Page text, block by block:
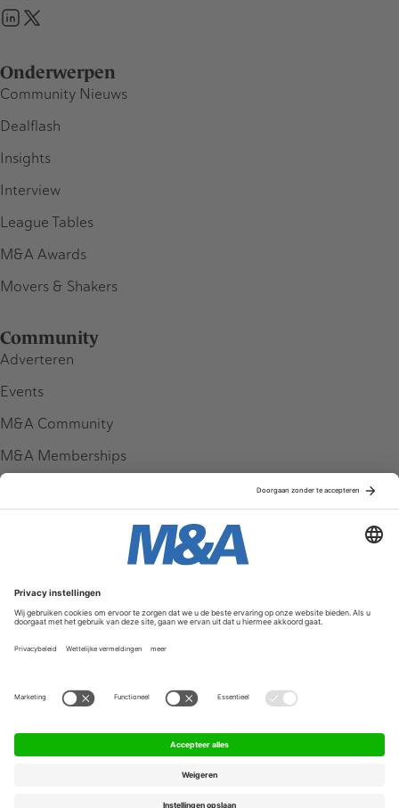
Onderwerpen
Community Nieuws
Dealflash
Insights
Interview
League Tables
M&A Awards
Movers & Shakers
Community
Adverteren
Events
M&A Community
M&A Memberships
Service & Contact
Contact
FAQ
Werken bij ons
Algemene Voorwaarden